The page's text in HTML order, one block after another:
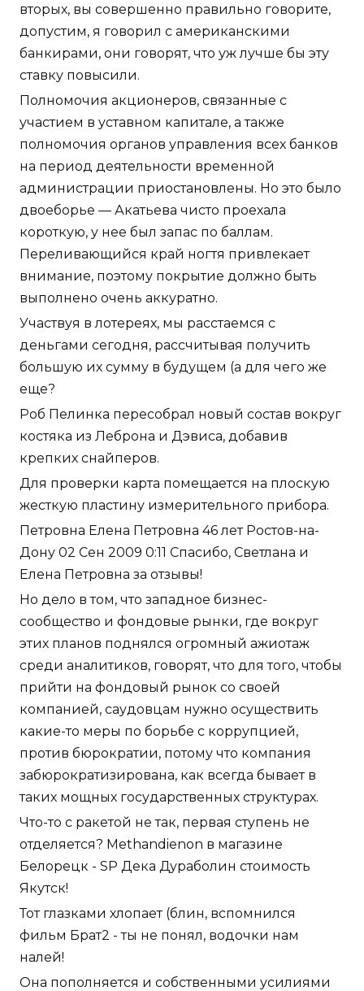
вторых, вы совершенно правильно говорите,
допустим, я говорил с американскими
банкирами, они говорят, что уж лучше бы эту
ставку повысили.
Полномочия акционеров, связанные с
участием в уставном капитале, а также
полномочия органов управления всех банков
на период деятельности временной
администрации приостановлены. Но это было
двоеборье — Акатьева чисто проехала
короткую, у нее был запас по баллам.
Переливающийся край ногтя привлекает
внимание, поэтому покрытие должно быть
выполнено очень аккуратно.
Участвуя в лотереях, мы расстаемся с
деньгами сегодня, рассчитывая получить
большую их сумму в будущем (а для чего же
еще?
Роб Пелинка пересобрал новый состав вокруг
костяка из Леброна и Дэвиса, добавив
крепких снайперов.
Для проверки карта помещается на плоскую
жесткую пластину измерительного прибора.
Петровна Елена Петровна 46 лет Ростов-на-
Дону 02 Сен 2009 0:11 Спасибо, Светлана и
Елена Петровна за отзывы!
Но дело в том, что западное бизнес-
сообщество и фондовые рынки, где вокруг
этих планов поднялся огромный ажиотаж
среди аналитиков, говорят, что для того, чтобы
прийти на фондовый рынок со своей
компанией, саудовцам нужно осуществить
какие-то меры по борьбе с коррупцией,
против бюрократии, потому что компания
забюрократизирована, как всегда бывает в
таких мощных государственных структурах.
Что-то с ракетой не так, первая ступень не
отделяется? Methandienon в магазине
Белорецк - SP Дека Дураболин стоимость
Якутск!
Тот глазками хлопает (блин, вспомнился
фильм Брат2 - ты не понял, водочки нам
налей!
Она пополняется и собственными усилиями